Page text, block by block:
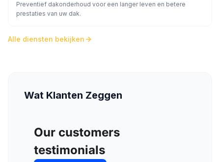
Preventief dakonderhoud voor een langer leven en betere
prestaties van uw dak.
Alle diensten bekijken
Wat Klanten Zeggen